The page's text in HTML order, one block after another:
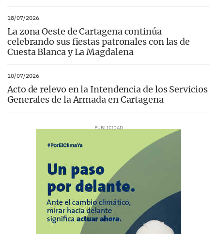
18/07/2026
La zona Oeste de Cartagena continúa
celebrando sus fiestas patronales con las de
Cuesta Blanca y La Magdalena
10/07/2026
Acto de relevo en la Intendencia de los Servicios
Generales de la Armada en Cartagena